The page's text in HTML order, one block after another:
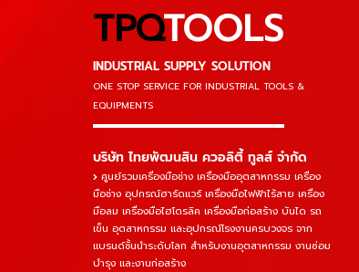
TPQTOOLS
INDUSTRIAL SUPPLY SOLUTION
ONE STOP SERVICE FOR INDUSTRIAL TOOLS &
EQUIPMENTS
▬▬▬▬▬▬▬▬▬▬▬▬▬▬▬
บริษัท ไทยพัฒนสิน ควอลิตี้ ทูลส์ จำกัด
ศูนย์รวมเครื่องมือช่าง เครื่องมืออุตสาหกรรม เครื่อง
มือช่าง อุปกรณ์ฮาร์ดแวร์ เครื่องมือไฟฟ้าไร้สาย เครื่อง
มือลม เครื่องมือไฮโดรลิค เครื่องมือก่อสร้าง บันได รถ
เข็น อุตสาหกรรม และอุปกรณ์โรงงานครบวงจร จาก
แบรนด์ชั้นนำระดับโลก สำหรับงานอุตสาหกรรม งานซ่อม
บำรุง และงานก่อสร้าง